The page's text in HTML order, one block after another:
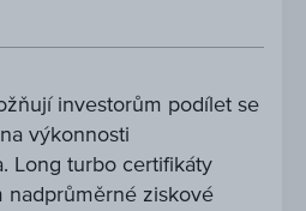
investorům podílet se
výkonnosti
Long turbo certifikáty
nadprůměrné ziskové